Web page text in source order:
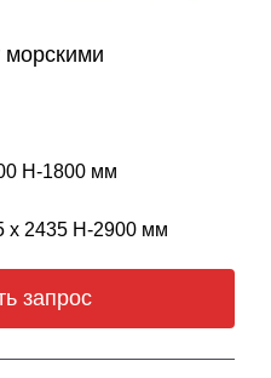
Н-1800 мм
х 2435 Н-2900 мм
запрос